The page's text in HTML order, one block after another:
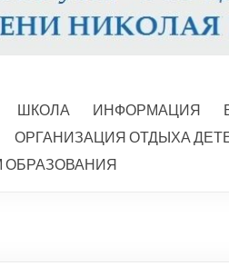
ШКОЛА ИНФОРМАЦИЯ
ОРГАНИЗАЦИЯ ОТДЫХА